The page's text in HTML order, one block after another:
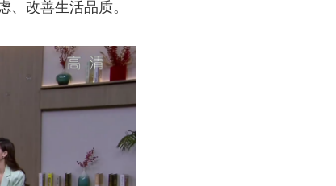
改善生活品质。